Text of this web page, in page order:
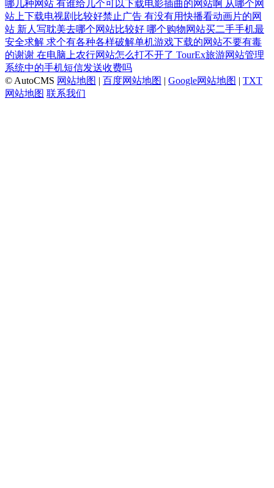
哪几种网站 有谁给几个可以下载电影插曲的网站啊 从哪个网
站上下载电视剧比较好禁止广告 有没有用快播看动画片的网
站 新人写耽美去哪个网站比较好 哪个购物网站买二手手机最
安全求解 求个有各种各样破解单机游戏下载的网站不要有毒
的谢谢 在电脑上农行网站怎么打不开了 TourEx旅游网站管理
系统中的手机短信发送收费吗
© AutoCMS 网站地图 | 百度网站地图 | Google网站地图 | TXT
网站地图 联系我们